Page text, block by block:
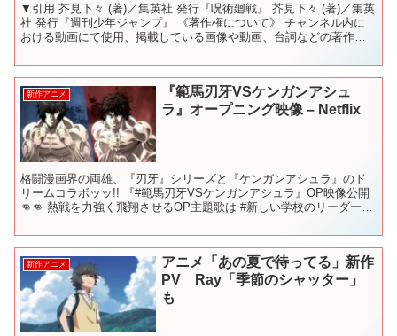
▼引用 芥見下々 (著)／集英社 発行『呪術廻戦』 芥見下々 (著)／集英
社 発行『週刊少年ジャンプ』 《著作権について》 チャンネル内に
おける動画にて使用、掲載している画像や動画、台詞などの著作
新作アニメ
『範馬刃牙VSケンガンアシュ
ラ』オープニング映像 – Netflix
格闘漫画界の両雄、『刃牙』シリーズと『ケンガンアシュラ』のド
リームコラボッッ!! 『#範馬刃牙VSケンガンアシュラ』OP映像公開
👊👊 熱戦を力強く飛翔させるOP主題歌は #新しい学校のリーダーズ
新作アニメ
アニメ「あの夏で待ってる」新作
PV Ray「季節のシャッター」
も